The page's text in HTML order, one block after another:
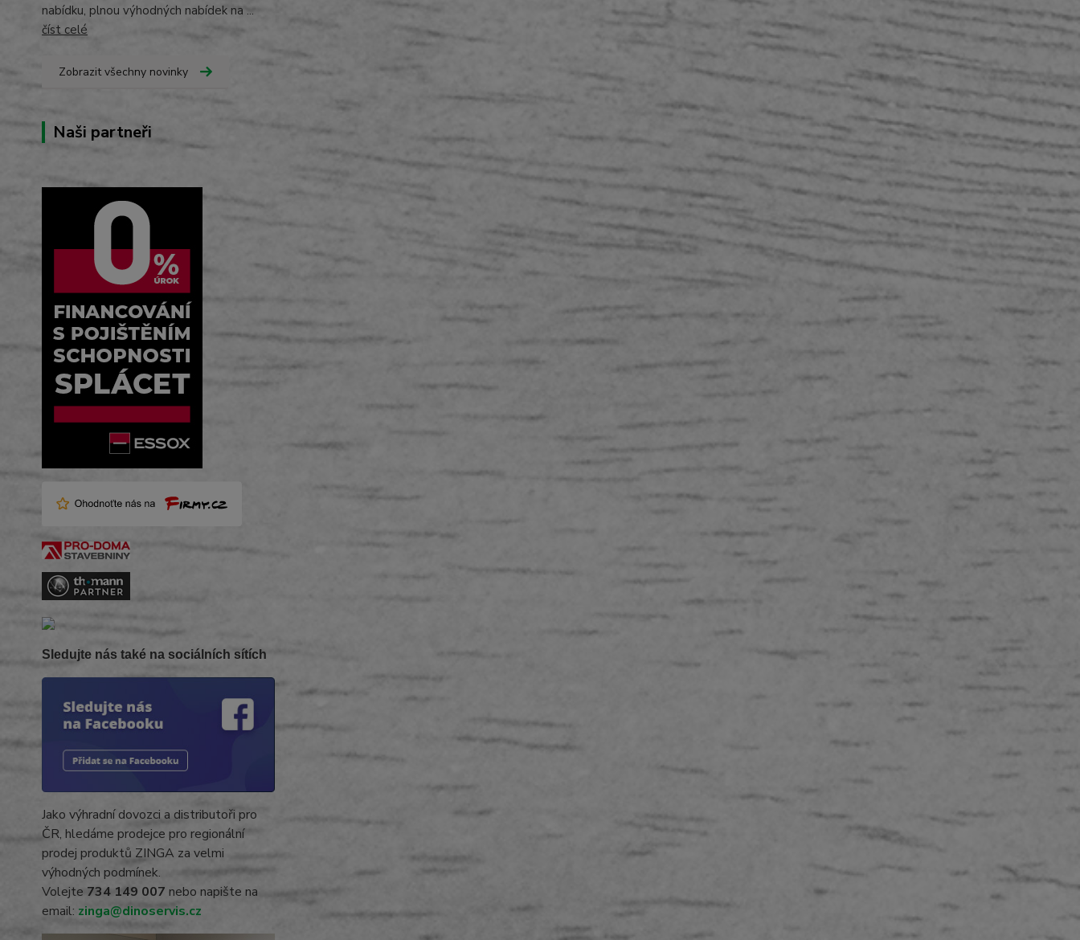
nabídku, plnou výhodných nabídek na ...
číst celé
Zobrazit všechny novinky
Naši partneři
Sledujte nás také na sociálních sítích
Jako výhradní dovozci a distributoři pro
ČR, hledáme prodejce pro regionální
prodej produktů ZINGA za velmi
výhodných podmínek.
Volejte 734 149 007 nebo napište na
email: zinga@dinoservis.cz